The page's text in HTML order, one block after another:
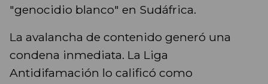
"genocidio blanco" en Sudáfrica.
La avalancha de contenido generó una
condena inmediata. La Liga
Antidifamación lo calificó como